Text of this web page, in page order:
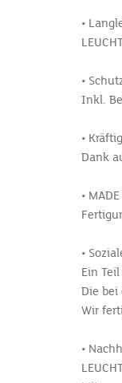
•
•
Inkl.
•
Dank
•
•
Ein
Die
Wir
•